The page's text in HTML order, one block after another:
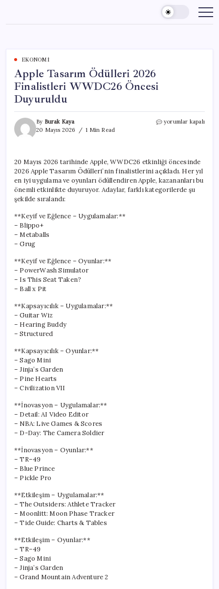
content
EKONOMI
Apple Tasarım Ödülleri 2026
Finalistleri WWDC26 Öncesi
Duyuruldu
By Burak Kaya
20 Mayıs 2026
1 Min Read
Apple
WWDC26
Öncesi
Duyuruldu
için
yorumlar kapalı
20 Mayıs 2026 tarihinde Apple, WWDC26 etkinliği öncesinde
2026 Apple Tasarım Ödülleri’nin finalistlerini açıkladı. Her yıl
en iyi uygulama ve oyunları ödüllendiren Apple, kazananları bu
önemli etkinlikte duyuruyor. Adaylar, farklı kategorilerde şu
şekilde sıralandı:
**Keyif ve Eğlence – Uygulamalar:**
– Blippo+
– Metaballs
– Grug
**Keyif ve Eğlence – Oyunlar:**
– PowerWash Simulator
– Is This Seat Taken?
– Ball x Pit
**Kapsayıcılık – Uygulamalar:**
– Guitar Wiz
– Hearing Buddy
– Structured
**Kapsayıcılık – Oyunlar:**
– Sago Mini
– Jinja’s Garden
– Pine Hearts
– Civilization VII
**İnovasyon – Uygulamalar:**
– Detail: AI Video Editor
– NBA: Live Games & Scores
– D-Day: The Camera Soldier
**İnovasyon – Oyunlar:**
– TR–49
– Blue Prince
– Pickle Pro
**Etkileşim – Uygulamalar:**
– The Outsiders: Athlete Tracker
– Moonlitt: Moon Phase Tracker
– Tide Guide: Charts & Tables
**Etkileşim – Oyunlar:**
– TR–49
– Sago Mini
– Jinja’s Garden
– Grand Mountain Adventure 2